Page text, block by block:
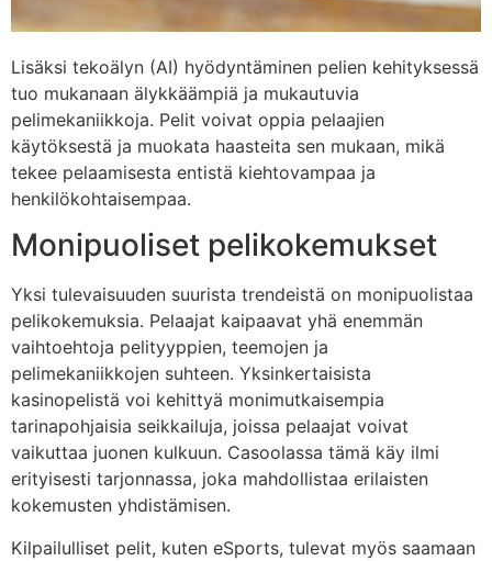
Lisäksi tekoälyn (AI) hyödyntäminen pelien kehityksessä
tuo mukanaan älykkäämpiä ja mukautuvia
pelimekaniikkoja. Pelit voivat oppia pelaajien
käytöksestä ja muokata haasteita sen mukaan, mikä
tekee pelaamisesta entistä kiehtovampaa ja
henkilökohtaisempaa.
Monipuoliset pelikokemukset
Yksi tulevaisuuden suurista trendeistä on monipuolistaa
pelikokemuksia. Pelaajat kaipaavat yhä enemmän
vaihtoehtoja pelityyppien, teemojen ja
pelimekaniikkojen suhteen. Yksinkertaisista
kasinopelistä voi kehittyä monimutkaisempia
tarinapohjaisia seikkailuja, joissa pelaajat voivat
vaikuttaa juonen kulkuun. Casoolassa tämä käy ilmi
erityisesti tarjonnassa, joka mahdollistaa erilaisten
kokemusten yhdistämisen.
Kilpailulliset pelit, kuten eSports, tulevat myös saamaan